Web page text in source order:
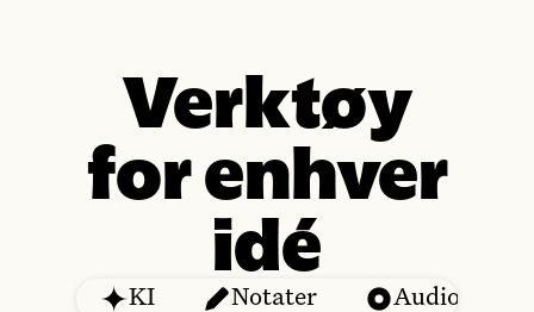
Verktøy
for enhver
idé
KI Notater Audio